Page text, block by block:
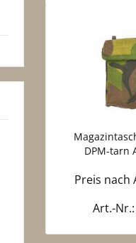
DPM-tarn
Preis nach
Art.-